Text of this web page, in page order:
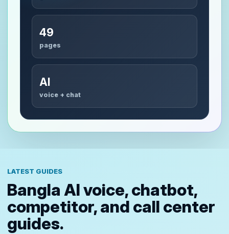
49
pages
AI
voice + chat
LATEST GUIDES
Bangla AI voice, chatbot,
competitor, and call center
guides.